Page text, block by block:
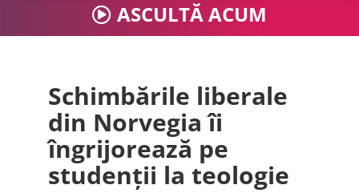
ASCULTĂ ACUM
Schimbările liberale
din Norvegia îi
îngrijorează pe
studenții la teologie